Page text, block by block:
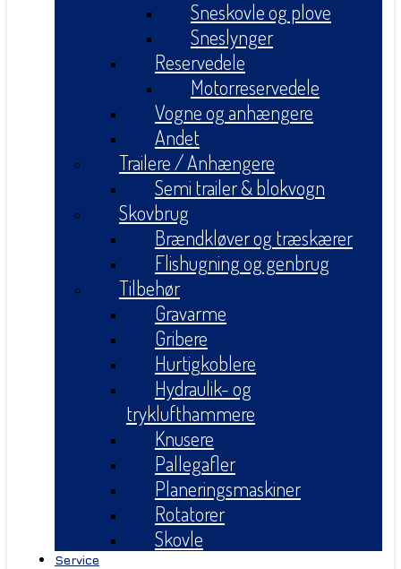
Sneskovle og plove
Sneslynger
Reservedele
Motorreservedele
Vogne og anhængere
Andet
Trailere / Anhængere
Semi trailer & blokvogn
Skovbrug
Brændkløver og træskærer
Flishugning og genbrug
Tilbehør
Gravarme
Gribere
Hurtigkoblere
Hydraulik- og
tryklufthammere
Knusere
Pallegafler
Planeringsmaskiner
Rotatorer
Skovle
Service